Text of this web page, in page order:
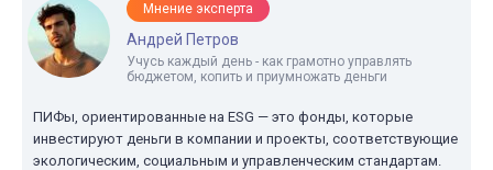
Мнение эксперта
Андрей Петров
Учусь каждый день - как грамотно управлять
бюджетом, копить и приумножать деньги
ПИФы, ориентированные на ESG — это фонды, которые
инвестируют деньги в компании и проекты, соответствующие
экологическим, социальным и управленческим стандартам.